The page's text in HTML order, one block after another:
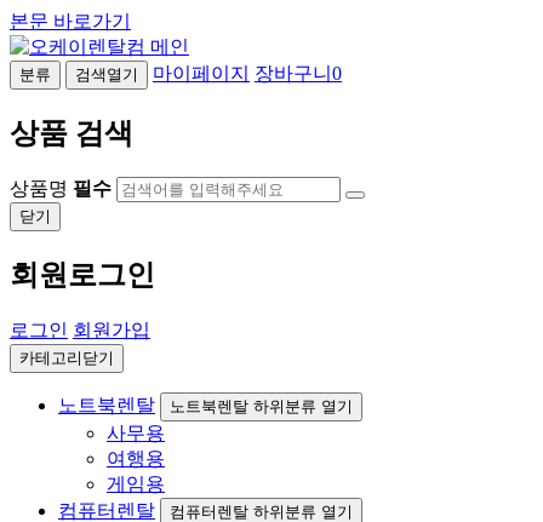
본문 바로가기
분류 검색열기 마이페이지 장바구니 0
상품 검색
상품명 필수
닫기
회원로그인
로그인 회원가입
카테고리닫기
노트북렌탈 노트북렌탈 하위분류 열기
사무용
여행용
게임용
컴퓨터렌탈
컴퓨터렌탈 하위분류 열기